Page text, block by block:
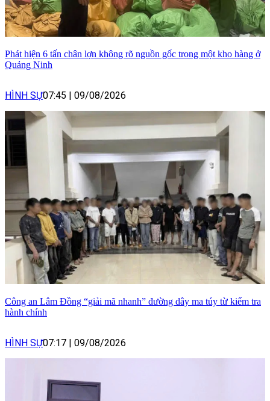
Phát hiện 6 tấn chân lợn không rõ nguồn gốc trong một kho hàng ở
Quảng Ninh
HÌNH SỰ07:45 09/08/2026
Công an Lâm Đồng “giải mã nhanh” đường dây ma túy từ kiểm tra
hành chính
HÌNH SỰ07:17 09/08/2026